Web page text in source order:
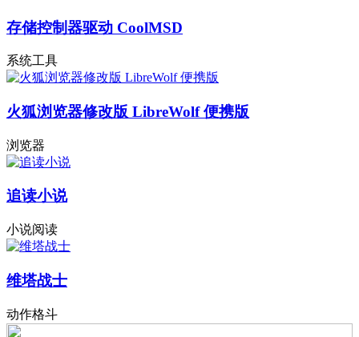
存储控制器驱动 CoolMSD
系统工具
火狐浏览器修改版 LibreWolf 便携版
浏览器
追读小说
小说阅读
维塔战士
动作格斗